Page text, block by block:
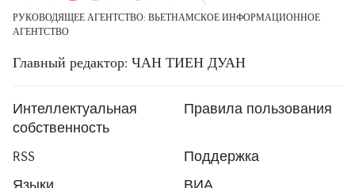
РУКОВОДЯЩЕЕ АГЕНТСТВО: ВЬЕТНАМСКОЕ ИНФОРМАЦИОННОЕ
АГЕНТСТВО
Главный редактор: ЧАН ТИЕН ДУАН
Интеллектуальная
собственность
Правила пользования
RSS
Поддержка
Языки
ВИА